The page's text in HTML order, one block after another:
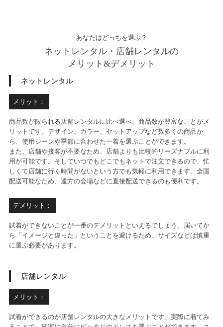
あなたはどっちを選ぶ？
ネットレンタル・店舗レンタルの
メリット&デメリット
ネットレンタル
メリット：
商品数が限られる店舗レンタルに比べ選べ、商品数が豊富なことがメ
リットです。デザイン、カラー、セットアップなど数多くの商品か
ら、使用シーンや季節に合わせた一着を選ぶことができます。
また、店舗や接客が不要なため、店舗よりも比較的リーズナブルに利
用が可能です。そしていつでもどこでもネットで注文できるので、忙
しくて店舗に行く時間がないという方でも気軽に利用できます。全国
配送可能なため、遠方の会場などに直接配送できるのも便利です。
デメリット：
試着ができないことが一番のデメリットといえるでしょう。届いてか
ら「イメージと違った」ということを避けるため、サイズなどは慎重
に選ぶ必要があります。
店舗レンタル
メリット：
試着ができるのが店舗レンタルの大きなメリットです。実際に着てみ